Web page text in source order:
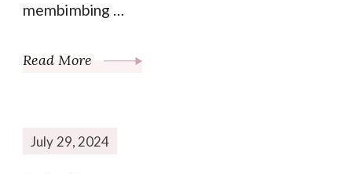
membimbing …
Read More
July 29, 2024